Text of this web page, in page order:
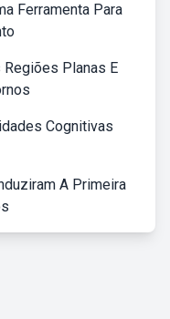
Ferramenta Para
Planas E
Cognitivas
A Primeira